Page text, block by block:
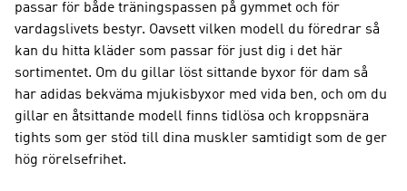
passar för både träningspassen på gymmet och för
vardagslivets bestyr. Oavsett vilken modell du föredrar så
kan du hitta kläder som passar för just dig i det här
sortimentet. Om du gillar löst sittande byxor för dam så
har adidas bekväma mjukisbyxor med vida ben, och om du
gillar en åtsittande modell finns tidlösa och kroppsnära
tights som ger stöd till dina muskler samtidigt som de ger
hög rörelsefrihet.